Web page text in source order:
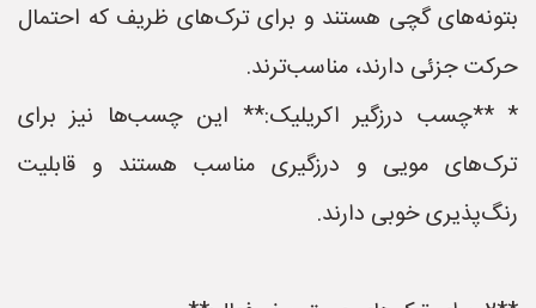
بتونه‌های گچی هستند و برای ترک‌های ظریف که احتمال
حرکت جزئی دارند، مناسب‌ترند.
* **چسب درزگیر اکریلیک:** این چسب‌ها نیز برای
ترک‌های مویی و درزگیری مناسب هستند و قابلیت
رنگ‌پذیری خوبی دارند.